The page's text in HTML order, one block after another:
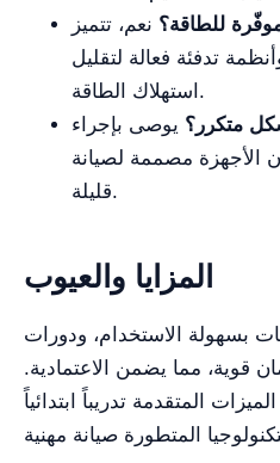
للطاقة؟ نعم، تتميز
تدفئة فعالة لتقليل
استهلاك الطاقة.
متكرر؟ يوصى بإجراء
الأجهزة مصممة لصيانة
قليلة.
المزايا والعيوب
بسهولة الاستخدام، ودورات
قوية، مما يضمن الاعتمادية.
المتقدمة تدريباً ابتدائياً
المتطورة صيانة مهنية